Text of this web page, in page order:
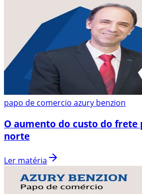
papo de comercio azury benzion
O aumento do custo do frete
norte
Ler matéria